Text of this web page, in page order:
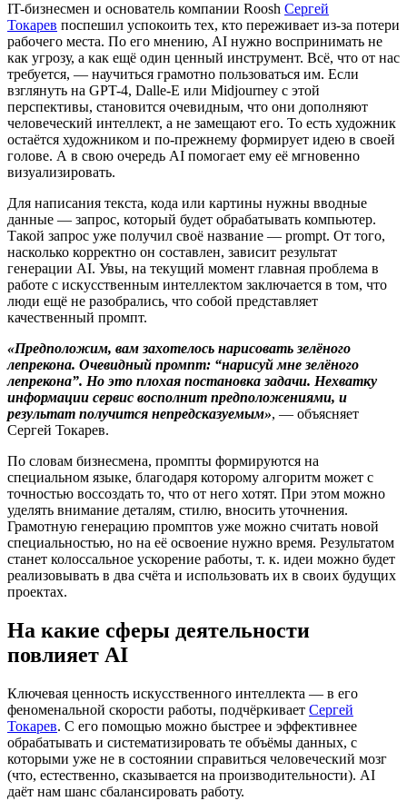
IT-бизнесмен и основатель компании Roosh Сергей
Токарев поспешил успокоить тех, кто переживает из-за потери
рабочего места. По его мнению, AI нужно воспринимать не
как угрозу, а как ещё один ценный инструмент. Всё, что от нас
требуется, — научиться грамотно пользоваться им. Если
взглянуть на GPT-4, Dalle-E или Midjourney с этой
перспективы, становится очевидным, что они дополняют
человеческий интеллект, а не замещают его. То есть художник
остаётся художником и по-прежнему формирует идею в своей
голове. А в свою очередь AI помогает ему её мгновенно
визуализировать.
Для написания текста, кода или картины нужны вводные
данные — запрос, который будет обрабатывать компьютер.
Такой запрос уже получил своё название — prompt. От того,
насколько корректно он составлен, зависит результат
генерации AI. Увы, на текущий момент главная проблема в
работе с искусственным интеллектом заключается в том, что
люди ещё не разобрались, что собой представляет
качественный промпт.
«Предположим, вам захотелось нарисовать зелёного
лепрекона. Очевидный промпт: “нарисуй мне зелёного
лепрекона”. Но это плохая постановка задачи. Нехватку
информации сервис восполнит предположениями, и
результат получится непредсказуемым», — объясняет
Сергей Токарев.
По словам бизнесмена, промпты формируются на
специальном языке, благодаря которому алгоритм может с
точностью воссоздать то, что от него хотят. При этом можно
уделять внимание деталям, стилю, вносить уточнения.
Грамотную генерацию промптов уже можно считать новой
специальностью, но на её освоение нужно время. Результатом
станет колоссальное ускорение работы, т. к. идеи можно будет
реализовывать в два счёта и использовать их в своих будущих
проектах.
На какие сферы деятельности
повлияет AI
Ключевая ценность искусственного интеллекта — в его
феноменальной скорости работы, подчёркивает Сергей
Токарев. С его помощью можно быстрее и эффективнее
обрабатывать и систематизировать те объёмы данных, с
которыми уже не в состоянии справиться человеческий мозг
(что, естественно, сказывается на производительности). AI
даёт нам шанс сбалансировать работу.